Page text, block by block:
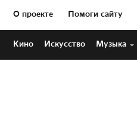
О проекте Помоги сайту
Кино Искусство Музыка